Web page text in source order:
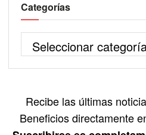
Categorías
Recibe las últimas
Beneficios directamente